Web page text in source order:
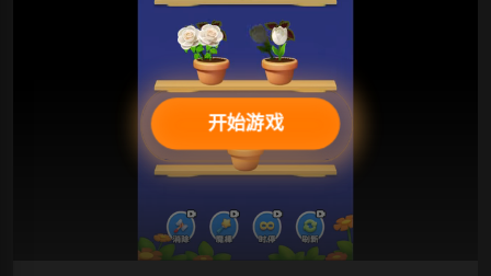
开始游戏